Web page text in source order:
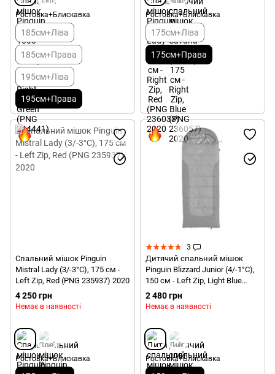
Ростовка+Блискавка
185см+Ліва
185см+Права
195см+Ліва
195см+Права
Ростовка+Блискавка
175см+Ліва
175см+Права
Спальний мішок Pinguin
Mistral Lady (3/-3°C), 175 см -
Left Zip, Red (PNG 235937) 2020
4 250 грн
Немає в наявності
Ростовка+Блискавка
3
Дитячий спальний мішок
Pinguin Blizzard Junior (4/-1°C),
150 см - Left Zip, Light Blue
(PNG 219.150.Light Blue-L)
2 480 грн
Немає в наявності
Ростовка+Блискавка